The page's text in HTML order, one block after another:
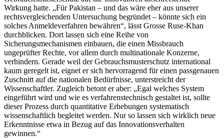
Wirkung hatte. „Für Pakistan – und das wäre eher aus unserer
rechtsvergleichenden Untersuchung begründet – könnte sich ein
solches Anmeldeverfahren bewähren“, lässt Grosse Ruse-Khan
durchblicken. Dort lassen sich eine Reihe von
Sicherungsmechanismen einbauen, die einen Missbrauch
ungeprüfter Rechte, vor allem durch multinationale Konzerne,
verhindern. Gerade weil der Gebrauchsmusterschutz international
kaum geregelt ist, eignet er sich hervorragend für einen passgenauen
Zuschnitt auf die nationalen Bedürfnisse, unterstreicht der
Wissenschaftler. Zugleich betont er aber: „Egal welches System
eingeführt wird und wie es verfahrenstechnisch gestaltet ist, sollte
dieser Prozess durch quantitative Erhebungen systematisch
wissenschaftlich begleitet werden. Nur so lassen sich wirklich neue
Erkenntnisse etwa in Bezug auf das Innovationsverhalten
gewinnen.“